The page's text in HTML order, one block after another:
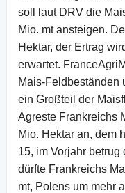
soll laut DRV die
Mio. mt ansteigen.
Hektar, der Ertrag
erwartet.
Mais-Feldbeständen
ein Großteil der
Agreste Frankreichs
Mio. Hektar an, dem
15, im Vorjahr betrug
dürfte Frankreichs
mt, Polens um mehr